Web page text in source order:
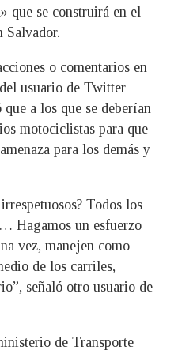
que se construirá en el
Salvador.
o comentarios en
usuario de Twitter
a los que se deberían
motociclistas para que
para los demás y
Todos los
Hagamos un esfuerzo
vez, manejen como
de los carriles,
señaló otro usuario de
de Transporte